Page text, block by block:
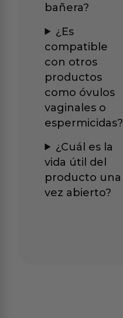
bañera?
¿Es
compatible
con otros
productos
como óvulos
vaginales o
espermicidas?
¿Cuál es la
vida útil del
producto una
vez abierto?